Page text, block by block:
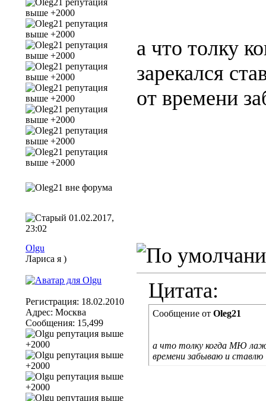
а что толку
зарекался
от времени
01.02.2017,
23:02
Olgu
Лариса я )
Регистрация: 18.02.2010
Адрес: Москва
Сообщения: 15,499
Цитата:
Сообщение от Oleg21
а что толку когда МЮ
времени забываю и ставлю